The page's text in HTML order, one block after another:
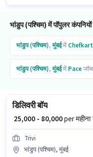
भांडुप (पश्चिम) में पॉपुलर
भांडुप (पश्चिम),मुंबईमें Chefkart
भांडुप (पश्चिम),मुंबईमें Pace
डिलिवरी बॉय
₹ 25,000 - 80,000per महीना
Trivi
भांडुप (पश्चिम), मुंबई